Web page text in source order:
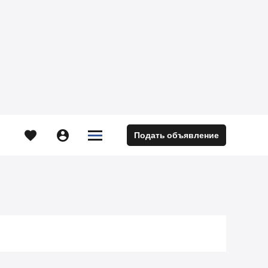
  

 Подать объявление